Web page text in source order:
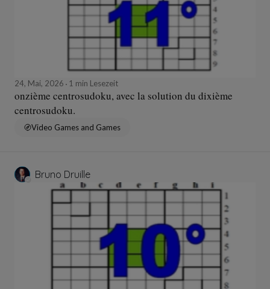
24, Mai, 2026 1 min Lesezeit
onzième centrosudoku, avec la solution du dixième
centrosudoku.
Video Games and Games
Bruno Druille